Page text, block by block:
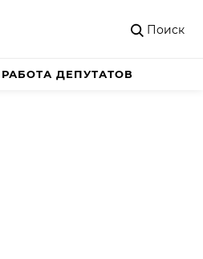
Поиск
РАБОТА ДЕПУТАТОВ